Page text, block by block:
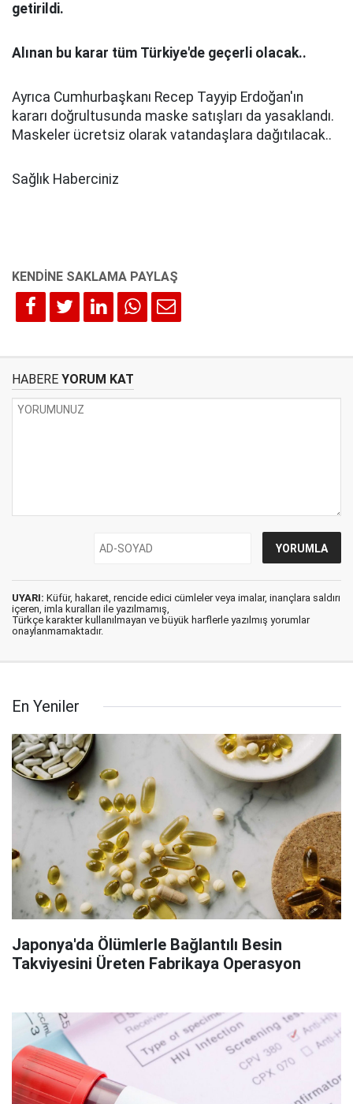
getirildi.
Alınan bu karar tüm Türkiye'de geçerli olacak..
Ayrıca Cumhurbaşkanı Recep Tayyip Erdoğan'ın
kararı doğrultusunda maske satışları da yasaklandı.
Maskeler ücretsiz olarak vatandaşlara dağıtılacak..
Sağlık Haberciniz
HABERE YORUM KAT
UYARI: Küfür, hakaret, rencide edici cümleler veya imalar, inançlara saldırı
içeren, imla kuralları ile yazılmamış,
Türkçe karakter kullanılmayan ve büyük harflerle yazılmış yorumlar
onaylanmamaktadır.
En Yeniler
Japonya'da Ölümlerle Bağlantılı Besin
Takviyesini Üreten Fabrikaya Operasyon